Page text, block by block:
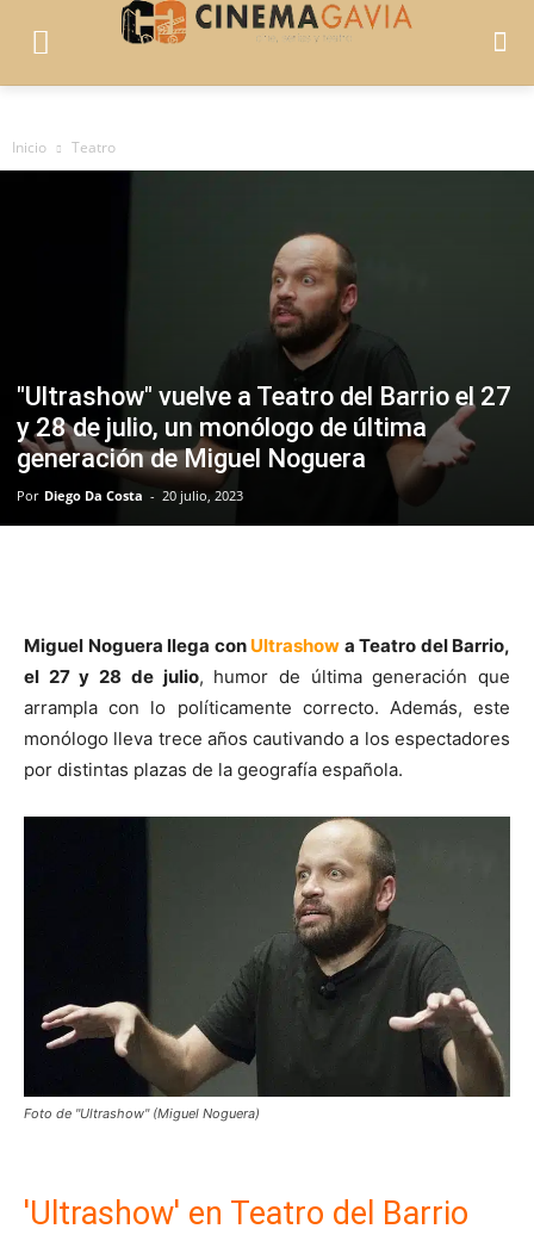
Inicio Teatro
"Ultrashow" vuelve a Teatro del Barrio el 27
y 28 de julio, un monólogo de última
generación de Miguel Noguera
Por Diego Da Costa - 20 julio, 2023
Miguel Noguera llega con Ultrashow a Teatro del Barrio,
el 27 y 28 de julio, humor de última generación que
arrampla con lo políticamente correcto. Además, este
monólogo lleva trece años cautivando a los espectadores
por distintas plazas de la geografía española.
Foto de "Ultrashow" (Miguel Noguera)
'Ultrashow' en Teatro del Barrio